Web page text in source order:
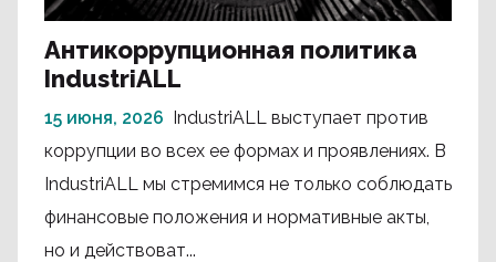
Антикоррупционная политика
IndustriALL
15 июня, 2026 IndustriALL выступает против
коррупции во всех ее формах и проявлениях. В
IndustriALL мы стремимся не только соблюдать
финансовые положения и нормативные акты,
но и действоват...